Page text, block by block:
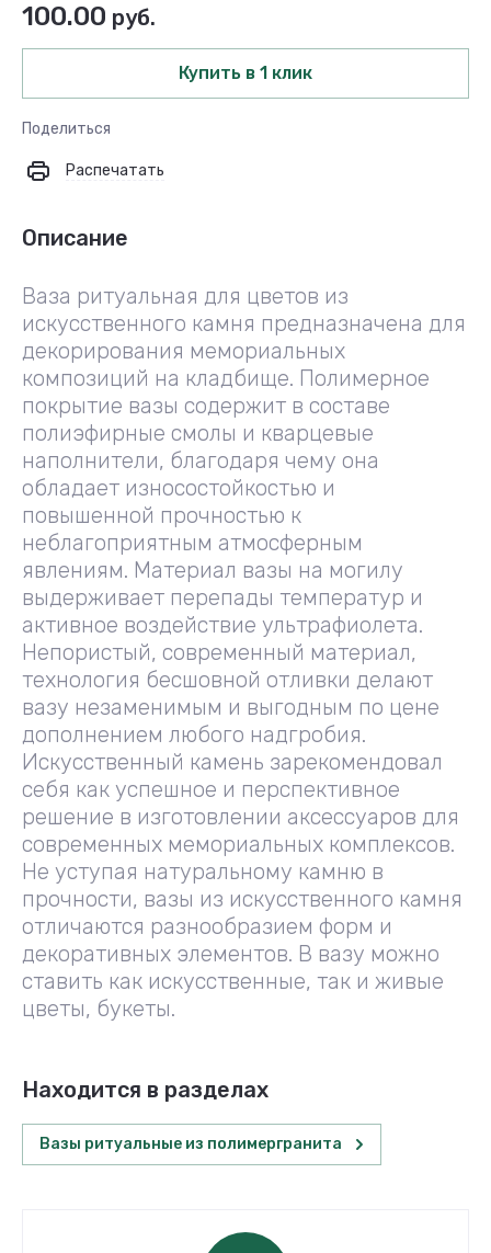
100.00 руб.
Купить в 1 клик
Поделиться
Распечатать
Описание
Ваза ритуальная для цветов из
искусственного камня предназначена для
декорирования мемориальных
композиций на кладбище. Полимерное
покрытие вазы содержит в составе
полиэфирные смолы и кварцевые
наполнители, благодаря чему она
обладает износостойкостью и
повышенной прочностью к
неблагоприятным атмосферным
явлениям. Материал вазы на могилу
выдерживает перепады температур и
активное воздействие ультрафиолета.
Непористый, современный материал,
технология бесшовной отливки делают
вазу незаменимым и выгодным по цене
дополнением любого надгробия.
Искусственный камень зарекомендовал
себя как успешное и перспективное
решение в изготовлении аксессуаров для
современных мемориальных комплексов.
Не уступая натуральному камню в
прочности, вазы из искусственного камня
отличаются разнообразием форм и
декоративных элементов. В вазу можно
ставить как искусственные, так и живые
цветы, букеты.
Находится в разделах
Вазы ритуальные из полимергранита